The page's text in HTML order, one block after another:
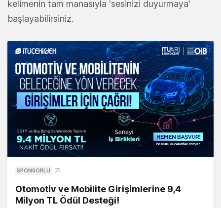
kelimenin tam manasıyla 'sesinizi duyurmaya'
başlayabilirsiniz.
SPONSORLU
Otomotiv ve Mobilite Girişimlerine 9,4
Milyon TL Ödül Desteği!